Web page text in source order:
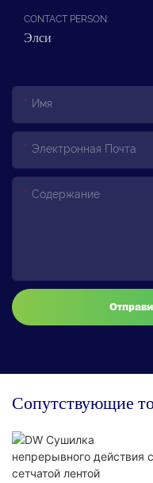
CONTACT PERSON:
Элси
Имя
Электронная Почта
Содержание
Сопутствующие